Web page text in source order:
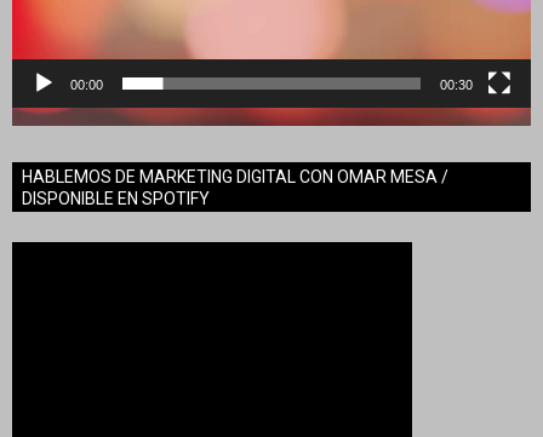
00:00 00:30
HABLEMOS DE MARKETING DIGITAL CON OMAR MESA /
DISPONIBLE EN SPOTIFY